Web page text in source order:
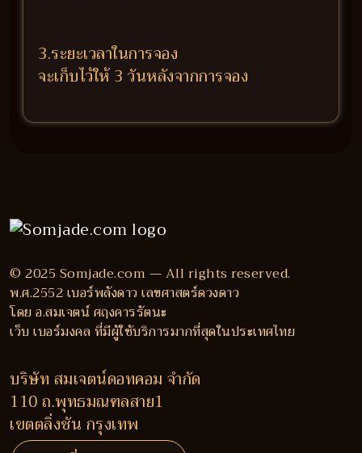
3.ระยะเวลาในการจอง
จะเก็บไว้ให้ 3 วันหลังจากการจอง
© 2025 Somjade.com — All rights reserved.
พ.ศ.2552 เบอร์พลังดาว เลขศาสตร์ดวงดาว
โดย อ.สมเจตน์ ศฤงคารรัตนะ
เว็บ เบอร์มงคล ที่มีผู้ใช้บริการมากที่สุดในประเทศไทย
บริษัท สมเจตน์ดอทคอม จำกัด
110 ถ.พุทธมณฑลสาย1
เขตตลิ่งชัน กรุงเทพ